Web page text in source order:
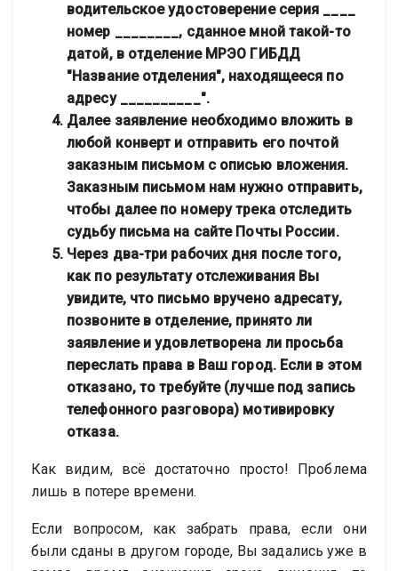
водительское удостоверение серия ____
номер ________, сданное мной такой-то
датой, в отделение МРЭО ГИБДД
"Название отделения", находящееся по
адресу __________".
Далее заявление необходимо вложить в
любой конверт и отправить его почтой
заказным письмом с описью вложения.
Заказным письмом нам нужно отправить,
чтобы далее по номеру трека отследить
судьбу письма на сайте Почты России.
Через два-три рабочих дня после того,
как по результату отслеживания Вы
увидите, что письмо вручено адресату,
позвоните в отделение, принято ли
заявление и удовлетворена ли просьба
переслать права в Ваш город. Если в этом
отказано, то требуйте (лучше под запись
телефонного разговора) мотивировку
отказа.
Как видим, всё достаточно просто! Проблема
лишь в потере времени.
Если вопросом, как забрать права, если они
были сданы в другом городе, Вы задались уже в